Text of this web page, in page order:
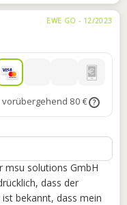
EWE GO - 12/2023
80 € ?
msu solutions GmbH
dass der
bekannt, dass mein